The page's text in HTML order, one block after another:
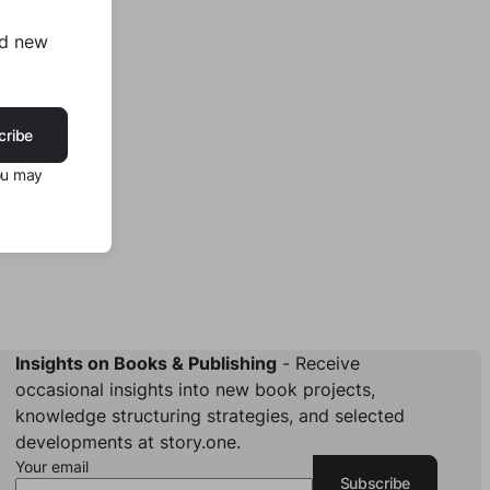
Insights on Books & Publishing- Receive
occasional insights into new book projects,
knowledge structuring strategies, and selected
developments at story.one.
Your email
Subscribe
new
may